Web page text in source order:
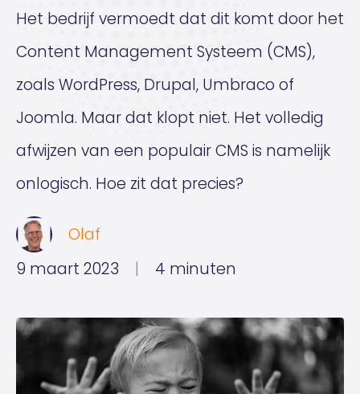
Het bedrijf vermoedt dat dit komt door het
Content Management Systeem (CMS),
zoals WordPress, Drupal, Umbraco of
Joomla. Maar dat klopt niet. Het volledig
afwijzen van een populair CMS is namelijk
onlogisch. Hoe zit dat precies?
Olaf
9 maart 2023
| 4 minuten